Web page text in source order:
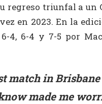
regreso triunfal a un
en 2023. En la
4, 6-4 y 7-5 por
match in
made me